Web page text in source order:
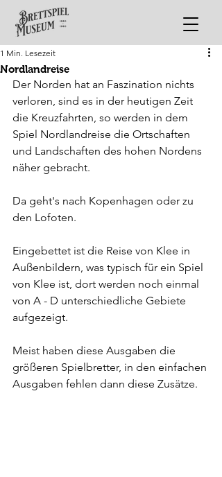
Nordlandreise
1 Min. Lesezeit
Der Norden hat an Faszination nichts
verloren, sind es in der heutigen Zeit
die Kreuzfahrten, so werden in dem
Spiel Nordlandreise die Ortschaften
und Landschaften des hohen Nordens
näher gebracht.
Da geht's nach Kopenhagen oder zu
den Lofoten.
Eingebettet ist die Reise von Klee in
Außenbildern, was typisch für ein Spiel
von Klee ist, dort werden noch einmal
von A - D unterschiedliche Gebiete
aufgezeigt.
Meist haben diese Ausgaben die
größeren Spielbretter, in den einfachen
Ausgaben fehlen dann diese Zusätze.